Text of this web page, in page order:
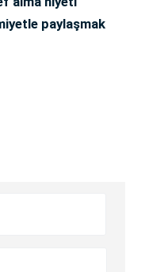
paylaşmak